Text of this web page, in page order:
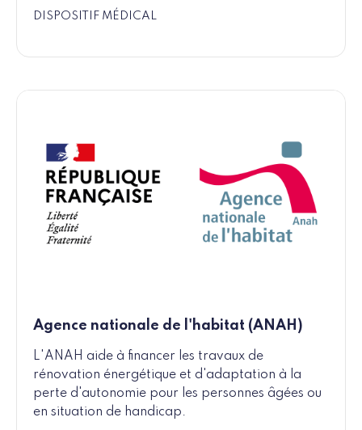
DISPOSITIF MÉDICAL
Agence nationale de l'habitat (ANAH)
L'ANAH aide à financer les travaux de
rénovation énergétique et d'adaptation à la
perte d'autonomie pour les personnes âgées ou
en situation de handicap.